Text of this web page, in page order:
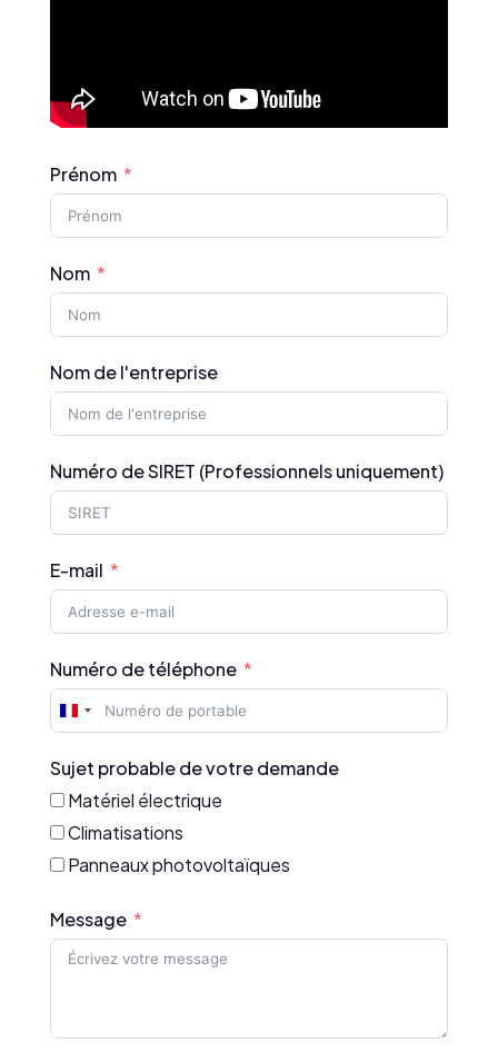
Prénom
Nom
Nom de l'entreprise
Numéro de SIRET (Professionnels uniquement)
E-mail
Numéro de téléphone
France
Sujet probable de votre demande
Matériel électrique
Climatisations
Panneaux photovoltaïques
Message